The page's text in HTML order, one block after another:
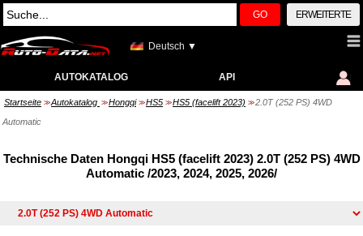
GO ERWEITERTE
Deutsch ▼
AUTOKATALOG API
Startseite >> Autokatalog >> Hongqi >> HS5 >> HS5 (facelift 2023) >> 2.0T (252 PS) 4WD
Automatic
Technische Daten Hongqi HS5 (facelift 2023) 2.0T (252 PS) 4WD
Automatic /2023, 2024, 2025, 2026/